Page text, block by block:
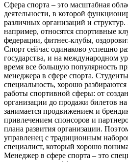
Сфера спорта – это масштабная
деятельности, в которой
различных организаций и
например, относятся спортивные
федерации, фитнес-клубы,
Спорт сейчас одинаково успешно
государства, и на международном
время все большую популярность
менеджера в сфере спорта.
специальность, хорошо
работы спортивной сферы: от
организации до продажи билетов
занимается продвижением и
привлечением спонсоров и
плана развития организации.
управленец с традиционным
специалист, который хорошо
Менеджер в сфере спорта – это